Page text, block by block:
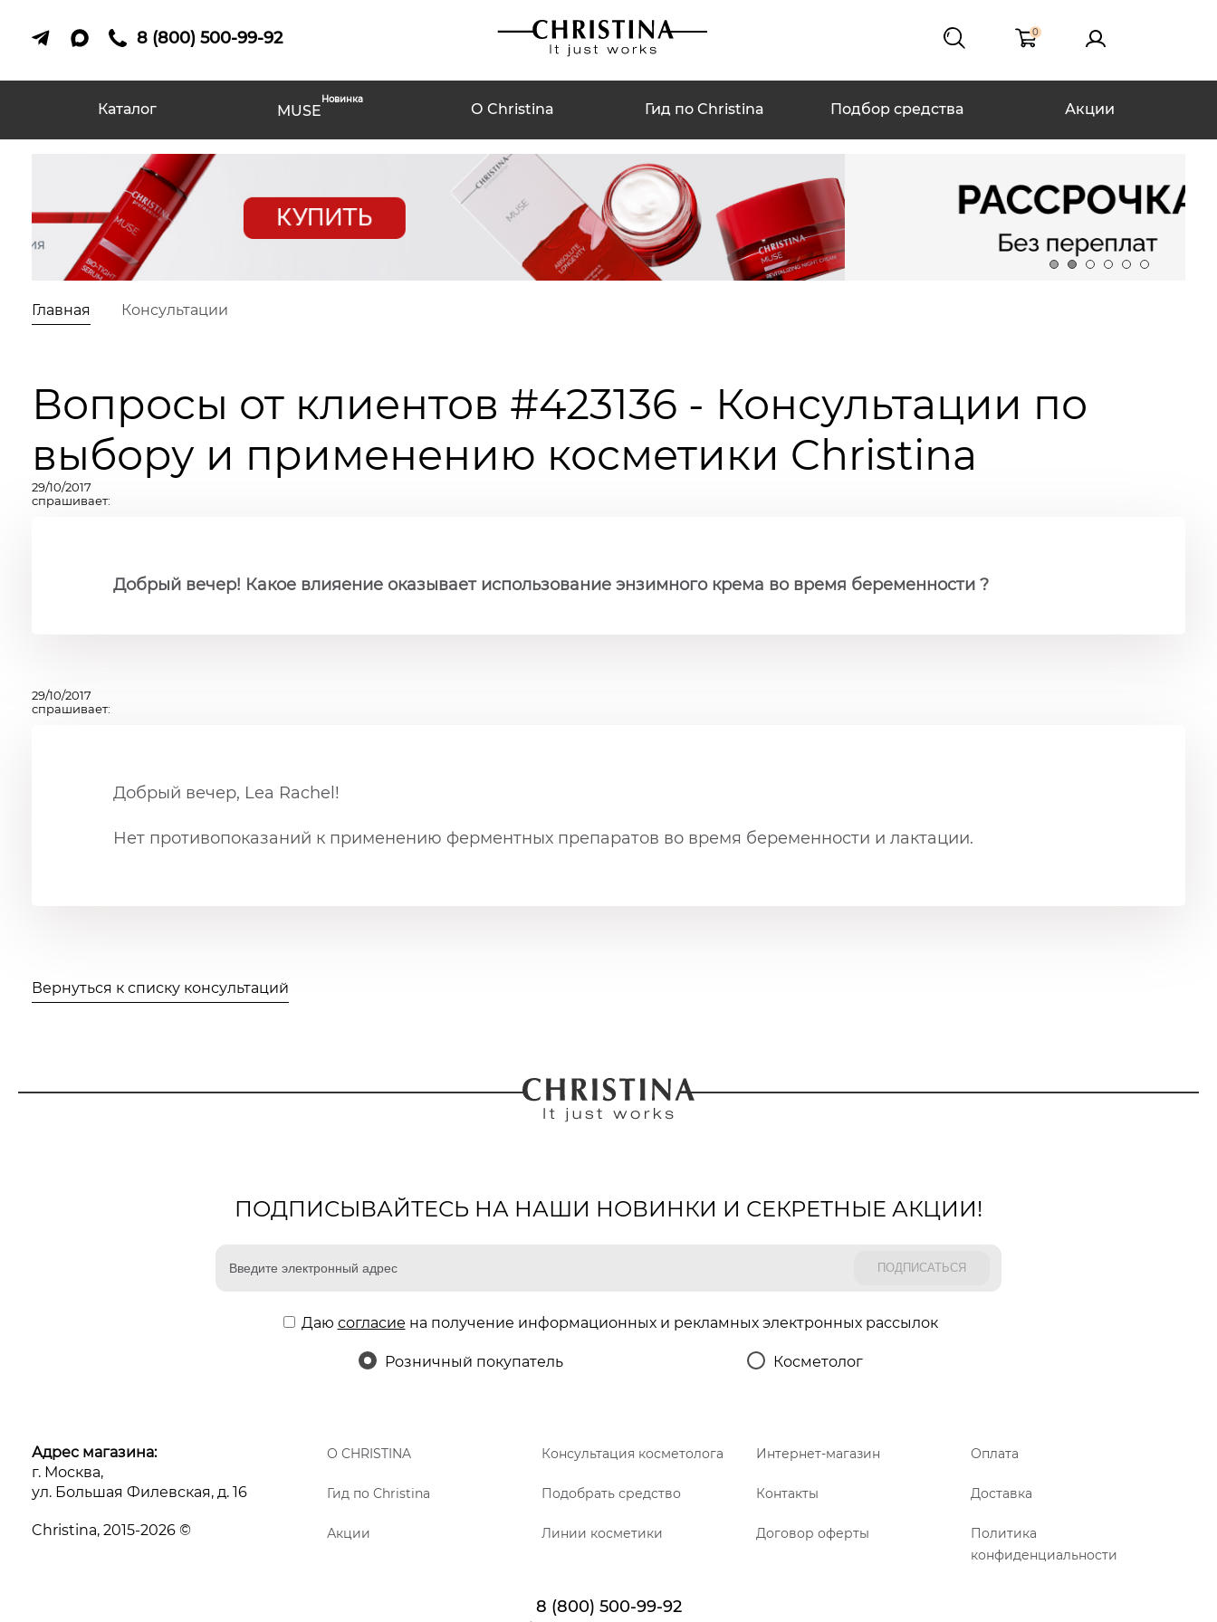
8 (800) 500-99-92 0
Каталог MUSE
Новинка
О Christina Гид по Christina Подбор средства Акции
Главная Консультации
Вопросы от клиентов #423136 - Консультации по
выбору и применению косметики Christina
29/10/2017
спрашивает:
Добрый вечер! Какое влияение оказывает использование энзимного крема во время беременности ?
29/10/2017
спрашивает:
Добрый вечер, Lea Rachel!
Нет противопоказаний к применению ферментных препаратов во время беременности и лактации.
Вернуться к списку консультаций
ПОДПИСЫВАЙТЕСЬ НА НАШИ НОВИНКИ И СЕКРЕТНЫЕ АКЦИИ!
Даю согласие на получение информационных и рекламных электронных рассылок
Розничный покупатель Косметолог
Адрес магазина:
г. Москва,
ул. Большая Филевская, д. 16
Christina, 2015-2026 ©
О CHRISTINA Консультация косметолога Интернет-магазин Оплата
Гид по Christina Подобрать средство Контакты Доставка
Акции Линии косметики Договор оферты
Политика
конфиденциальности
8 (800) 500-99-92